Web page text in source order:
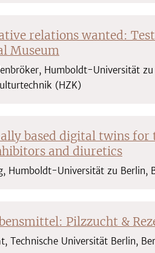
relations wanted:
Museum
Humboldt-Universität
(HZK)
based digital twins
and diuretics
Humboldt-Universität zu Berlin,
Pilzzucht &
Technische Universität Berlin,